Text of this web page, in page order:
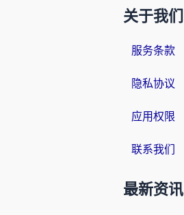
关于我们
服务条款
隐私协议
应用权限
联系我们
最新资讯